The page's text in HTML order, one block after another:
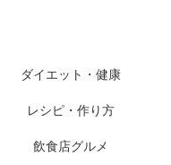
ダイエット・健康
レシピ・作り方
飲食店グルメ